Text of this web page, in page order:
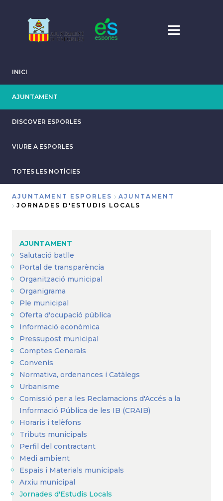
INICI
AJUNTAMENT
DISCOVER ESPORLES
VIURE A ESPORLES
TOTES LES NOTÍCIES
AJUNTAMENT ESPORLES
AJUNTAMENT
JORNADES D'ESTUDIS LOCALS
AJUNTAMENT
Salutació batlle
Portal de transparència
Organització municipal
Organigrama
Ple municipal
Oferta d'ocupació pública
Informació econòmica
Pressupost municipal
Comptes Generals
Convenis
Normativa, ordenances i Catàlegs
Urbanisme
Comissió per a les Reclamacions d'Accés a la
Informació Pública de les IB (CRAIB)
Horaris i telèfons
Tributs municipals
Perfil del contractant
Medi ambient
Espais i Materials municipals
Arxiu municipal
Jornades d'Estudis Locals